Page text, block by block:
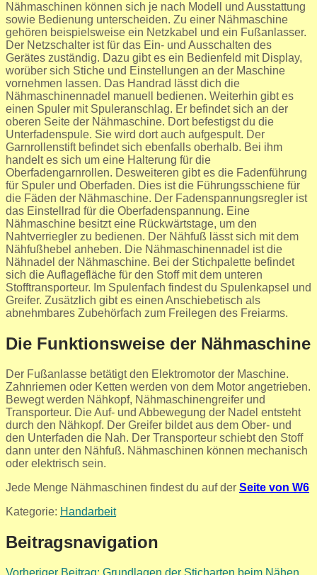
Nähmaschinen können sich je nach Modell und Ausstattung
sowie Bedienung unterscheiden. Zu einer Nähmaschine
gehören beispielsweise ein Netzkabel und ein Fußanlasser.
Der Netzschalter ist für das Ein- und Ausschalten des
Gerätes zuständig. Dazu gibt es ein Bedienfeld mit Display,
worüber sich Stiche und Einstellungen an der Maschine
vornehmen lassen. Das Handrad lässt dich die
Nähmaschinennadel manuell bedienen. Weiterhin gibt es
einen Spuler mit Spuleranschlag. Er befindet sich an der
oberen Seite der Nähmaschine. Dort befestigst du die
Unterfadenspule. Sie wird dort auch aufgespult. Der
Garnrollenstift befindet sich ebenfalls oberhalb. Bei ihm
handelt es sich um eine Halterung für die
Oberfadengarnrollen. Desweiteren gibt es die Fadenführung
für Spuler und Oberfaden. Dies ist die Führungsschiene für
die Fäden der Nähmaschine. Der Fadenspannungsregler ist
das Einstellrad für die Oberfadenspannung. Eine
Nähmaschine besitzt eine Rückwärtstage, um den
Nahtverriegler zu bedienen. Der Nähfuß lässt sich mit dem
Nähfußhebel anheben. Die Nähmaschinennadel ist die
Nähnadel der Nähmaschine. Bei der Stichpalette befindet
sich die Auflagefläche für den Stoff mit dem unteren
Stofftransporteur. Im Spulenfach findest du Spulenkapsel und
Greifer. Zusätzlich gibt es einen Anschiebetisch als
abnehmbares Zubehörfach zum Freilegen des Freiarms.
Die Funktionsweise der Nähmaschine
Der Fußanlasse betätigt den Elektromotor der Maschine.
Zahnriemen oder Ketten werden von dem Motor angetrieben.
Bewegt werden Nähkopf, Nähmaschinengreifer und
Transporteur. Die Auf- und Abbewegung der Nadel entsteht
durch den Nähkopf. Der Greifer bildet aus dem Ober- und
den Unterfaden die Nah. Der Transporteur schiebt den Stoff
dann unter den Nähfuß. Nähmaschinen können mechanisch
oder elektrisch sein.
Jede Menge Nähmaschinen findest du auf der Seite von W6
Kategorie: Handarbeit
Beitragsnavigation
Vorheriger Beitrag: Grundlagen der Sticharten beim Nähen